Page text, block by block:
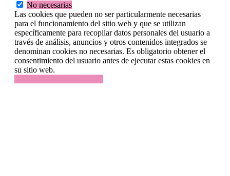
No necesarias
Las cookies que pueden no ser particularmente necesarias
para el funcionamiento del sitio web y que se utilizan
específicamente para recopilar datos personales del usuario a
través de análisis, anuncios y otros contenidos integrados se
denominan cookies no necesarias. Es obligatorio obtener el
consentimiento del usuario antes de ejecutar estas cookies en
su sitio web.